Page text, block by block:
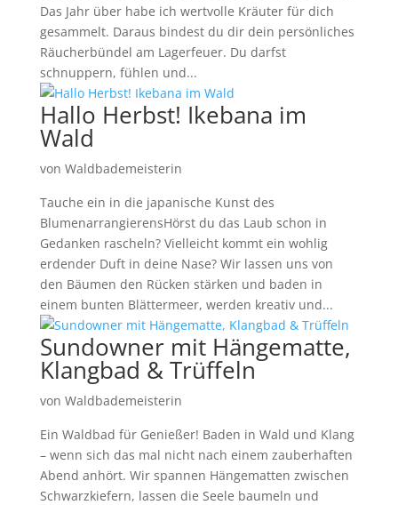
Das Jahr über habe ich wertvolle Kräuter für dich
gesammelt. Daraus bindest du dir dein persönliches
Räucherbündel am Lagerfeuer. Du darfst
schnuppern, fühlen und...
Hallo Herbst! Ikebana im
Wald
von Waldbademeisterin
Tauche ein in die japanische Kunst des
BlumenarrangierensHörst du das Laub schon in
Gedanken rascheln? Vielleicht kommt ein wohlig
erdender Duft in deine Nase? Wir lassen uns von
den Bäumen den Rücken stärken und baden in
einem bunten Blättermeer, werden kreativ und...
Sundowner mit Hängematte,
Klangbad & Trüffeln
von Waldbademeisterin
Ein Waldbad für Genießer! Baden in Wald und Klang
– wenn sich das mal nicht nach einem zauberhaften
Abend anhört. Wir spannen Hängematten zwischen
Schwarzkiefern, lassen die Seele baumeln und